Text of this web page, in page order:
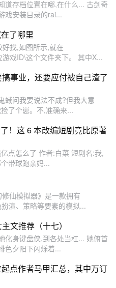
道存档位置在哪,在什么... 古剑奇
戏安装目录的rai...
了哪里
找,如图所示,就在
戏ID\这个文件夹下。 其中X...
事业，还要应付被自己渣了
蜮问我要说法不成?但我大意
了个崽。不,准确来...
！这 6 本改编短剧竟比原著
点怎么了 作者:白菜 短剧名:我,
带球跑亲妈...
仙模拟器》是一款拥有
演、策略等要素的模拟...
文推荐（十七）
化身键盘侠,到各处当杠... 她俯首
色夕阳下闪烁着...
点作者马甲汇总，其中万订